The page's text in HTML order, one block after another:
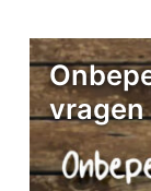
vragen